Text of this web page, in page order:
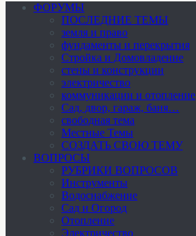
ФОРУМЫ
ПОСЛЕДНИЕ ТЕМЫ
земля и право
фундаменты и перекрытия
Стройка и Домовладение
стены и конструкции
электричество
коммуникации и отопление
Cад, двор, гараж, баня…
свободная тема
Местные Темы
СОЗДАТЬ СВОЮ ТЕМУ
ВОПРОСЫ
РУБРИКИ ВОПРОСОВ
Инструменты
Водоснабжение
Сад и Огород
Отопление
Электричество